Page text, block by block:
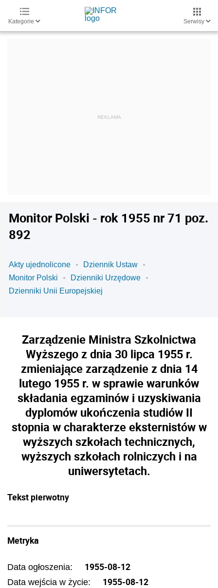
Kategorie Serwisy
Monitor Polski - rok 1955 nr 71 poz.
892
Akty ujednolicone
Dziennik Ustaw
Monitor Polski
Dzienniki Urzędowe
Dzienniki Unii Europejskiej
Zarządzenie Ministra Szkolnictwa
Wyższego z dnia 30 lipca 1955 r.
zmieniające zarządzenie z dnia 14
lutego 1955 r. w sprawie warunków
składania egzaminów i uzyskiwania
dyplomów ukończenia studiów II
stopnia w charakterze eksternistów w
wyższych szkołach technicznych,
wyższych szkołach rolniczych i na
uniwersytetach.
Tekst pierwotny
Metryka
Data ogłoszenia: 1955-08-12
Data wejścia w życie: 1955-08-12